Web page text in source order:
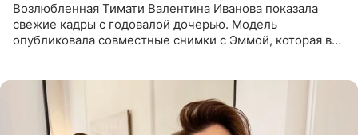
Возлюбленная Тимати Валентина Иванова показала
свежие кадры с годовалой дочерью. Модель
опубликовала совместные снимки с Эммой, которая в